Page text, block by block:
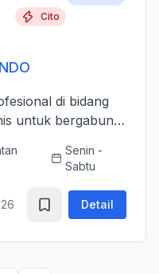
Cito
di bidang
untuk bergabung
layanan
Senin -
Sabtu
Detail